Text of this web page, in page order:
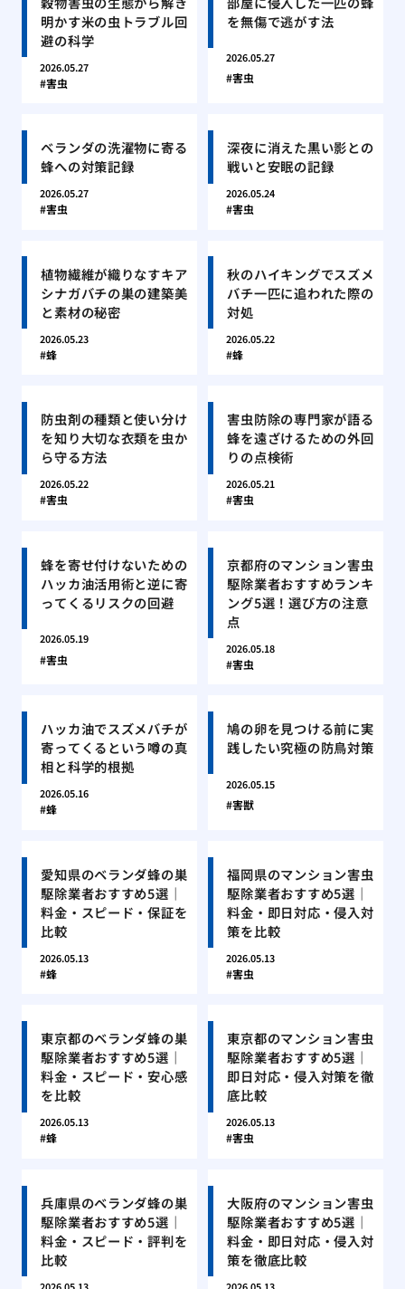
明かす米の虫トラブル回
避の科学
2026.05.27
害虫
を無傷で逃がす法
2026.05.27
害虫
ベランダの洗濯物に寄る
蜂への対策記録
2026.05.27
害虫
深夜に消えた黒い影との
戦いと安眠の記録
2026.05.24
害虫
植物繊維が織りなすキア
シナガバチの巣の建築美
と素材の秘密
2026.05.23
蜂
秋のハイキングでスズメ
バチ一匹に追われた際の
対処
2026.05.22
蜂
防虫剤の種類と使い分け
を知り大切な衣類を虫か
ら守る方法
2026.05.22
害虫
害虫防除の専門家が語る
蜂を遠ざけるための外回
りの点検術
2026.05.21
害虫
蜂を寄せ付けないための
ハッカ油活用術と逆に寄
ってくるリスクの回避
2026.05.19
害虫
京都府のマンション害虫
駆除業者おすすめランキ
ング5選！選び方の注意
点
2026.05.18
害虫
ハッカ油でスズメバチが
寄ってくるという噂の真
相と科学的根拠
2026.05.16
蜂
鳩の卵を見つける前に実
践したい究極の防鳥対策
2026.05.15
害獣
愛知県のベランダ蜂の巣
駆除業者おすすめ5選｜
料金・スピード・保証を
比較
2026.05.13
蜂
福岡県のマンション害虫
駆除業者おすすめ5選｜
料金・即日対応・侵入対
策を比較
2026.05.13
害虫
東京都のベランダ蜂の巣
駆除業者おすすめ5選｜
料金・スピード・安心感
を比較
2026.05.13
蜂
東京都のマンション害虫
駆除業者おすすめ5選｜
即日対応・侵入対策を徹
底比較
2026.05.13
害虫
兵庫県のベランダ蜂の巣
駆除業者おすすめ5選｜
料金・スピード・評判を
比較
大阪府のマンション害虫
駆除業者おすすめ5選｜
料金・即日対応・侵入対
策を徹底比較